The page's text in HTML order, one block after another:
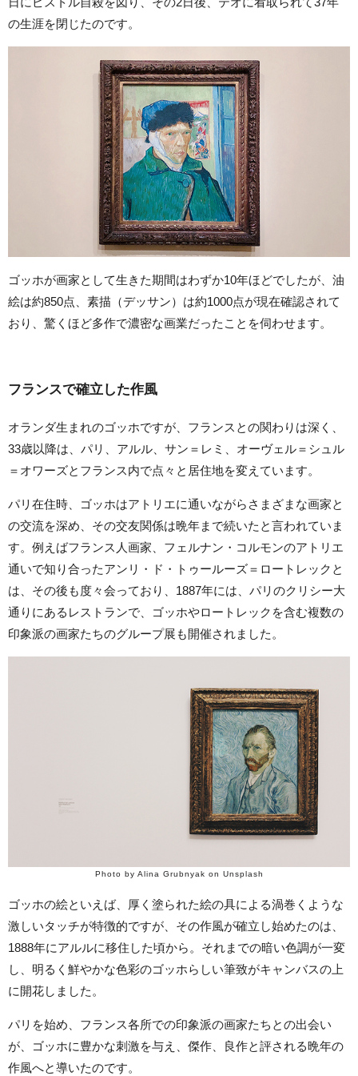
の生涯を閉じたのです。
ゴッホが画家として生きた期間はわずか10年ほどでしたが、油
絵は約850点、素描（デッサン）は約1000点が現在確認されて
おり、驚くほど多作で濃密な画業だったことを伺わせます。
フランスで確立した作風
オランダ生まれのゴッホですが、フランスとの関わりは深く、
33歳以降は、パリ、アルル、サン＝レミ、オーヴェル＝シュル
＝オワーズとフランス内で点々と居住地を変えています。
パリ在住時、ゴッホはアトリエに通いながらさまざまな画家と
の交流を深め、その交友関係は晩年まで続いたと言われていま
す。例えばフランス人画家、フェルナン・コルモンのアトリエ
通いで知り合ったアンリ・ド・トゥールーズ＝ロートレックと
は、その後も度々会っており、1887年には、パリのクリシー大
通りにあるレストランで、ゴッホやロートレックを含む複数の
印象派の画家たちのグループ展も開催されました。
Photo by Alina Grubnyak on Unsplash
ゴッホの絵といえば、厚く塗られた絵の具による渦巻くような
激しいタッチが特徴的ですが、その作風が確立し始めたのは、
1888年にアルルに移住した頃から。それまでの暗い色調が一変
し、明るく鮮やかな色彩のゴッホらしい筆致がキャンバスの上
に開花しました。
パリを始め、フランス各所での印象派の画家たちとの出会い
が、ゴッホに豊かな刺激を与え、傑作、良作と評される晩年の
作風へと導いたのです。